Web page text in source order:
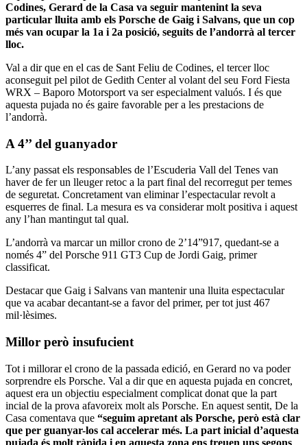
Codines, Gerard de la Casa va seguir mantenint la seva
particular lluita amb els Porsche de Gaig i Salvans, que un cop
més van ocupar la 1a i 2a posició, seguits de l’andorrà al tercer
lloc.
Val a dir que en el cas de Sant Feliu de Codines, el tercer lloc
aconseguit pel pilot de Gedith Center al volant del seu Ford Fiesta
WRX – Baporo Motorsport va ser especialment valuós. I és que
aquesta pujada no és gaire favorable per a les prestacions de
l’andorrà.
A 4’’ del guanyador
L’any passat els responsables de l’Escuderia Vall del Tenes van
haver de fer un lleuger retoc a la part final del recorregut per temes
de seguretat. Concretament van eliminar l’espectacular revolt a
esquerres de final. La mesura es va considerar molt positiva i aquest
any l’han mantingut tal qual.
L’andorrà va marcar un millor crono de 2’14”917, quedant-se a
només 4” del Porsche 911 GT3 Cup de Jordi Gaig, primer
classificat.
Destacar que Gaig i Salvans van mantenir una lluita espectacular
que va acabar decantant-se a favor del primer, per tot just 467
mil·lèsimes.
Millor però insufucient
Tot i millorar el crono de la passada edició, en Gerard no va poder
sorprendre els Porsche. Val a dir que en aquesta pujada en concret,
aquest era un objectiu especialment complicat donat que la part
incial de la prova afavoreix molt als Porsche. En aquest sentit, De la
Casa comentava que “seguim apretant als Porsche, però està clar
que per guanyar-los cal accelerar més. La part inicial d’aquesta
pujada és molt ràpida i en aquesta zona ens treuen uns segons